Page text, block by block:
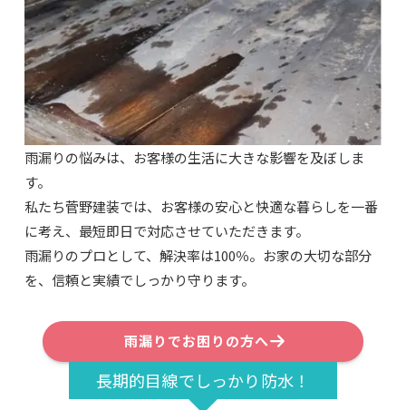
雨漏りの悩みは、お客様の生活に大きな影響を及ぼしま
す。
私たち菅野建装では、お客様の安心と快適な暮らしを一番
に考え、最短即日で対応させていただきます。
雨漏りのプロとして、解決率は100％。お家の大切な部分
を、信頼と実績でしっかり守ります。
雨漏りでお困りの方へ
長期的目線でしっかり防水！